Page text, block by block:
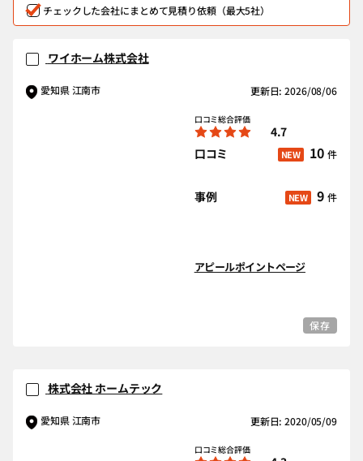
チェックした会社にまとめて見積り依頼（最大5社）
ワイホーム株式会社
愛知県 江南市 更新日: 2026/08/06
口コミ総合評価
4.7
口コミ
NEW 10 件
事例 NEW 9 件
アピールポイントページ
保存
株式会社 ホームテック
愛知県 江南市 更新日: 2020/05/09
口コミ総合評価